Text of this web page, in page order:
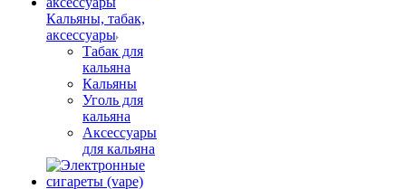
Кальяны, табак,
аксессуары
Табак для
кальяна
Кальяны
Уголь для
кальяна
Аксессуары
для кальяна